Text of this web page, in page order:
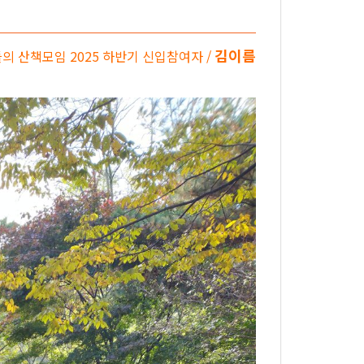
산책모임 2025 하반기 신입참여자 / 김이름